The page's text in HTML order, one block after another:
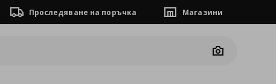
Проследяване на поръчка Магазини
Camera